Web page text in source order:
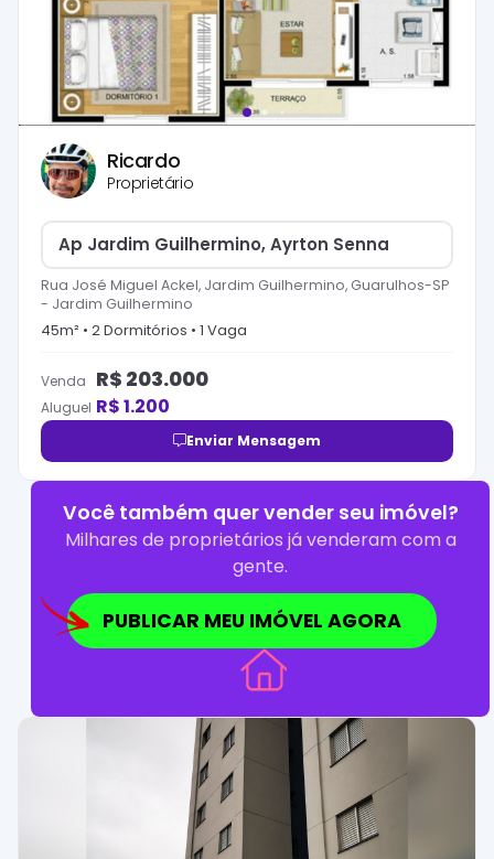
Ricardo
Proprietário
Ap Jardim Guilhermino, Ayrton Senna
Rua José Miguel Ackel, Jardim Guilhermino, Guarulhos-SP
- Jardim Guilhermino
45m² • 2Dormitórios • 1 Vaga
Venda R$ 203.000
Aluguel R$1.200
Enviar Mensagem
Você também quer vender seu imóvel?
Milhares de proprietários já venderam com a
gente.
PUBLICAR MEU IMÓVEL AGORA